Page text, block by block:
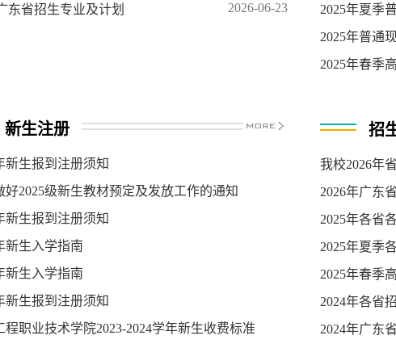
东省招生专业及计划 2026-06-23
新生注册
新生报到注册须知
好2025级新生教材预定及发放工作的通知
新生报到注册须知
新生入学指南
新生入学指南
新生报到注册须知
程职业技术学院2023-2024学年新生收费标准
2025年夏季
2025年普通
2025年春季
招
我校2026年
2026年广东
2025年各省
2025年夏季
2025年春季
2024年各省
2024年广东